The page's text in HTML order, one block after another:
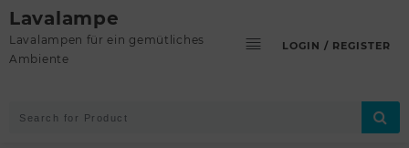
Skip
to
content
Lavalampe
Lavalampen für ein gemütliches
Ambiente
LOGIN / REGISTER